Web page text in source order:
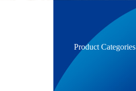
Product Categories